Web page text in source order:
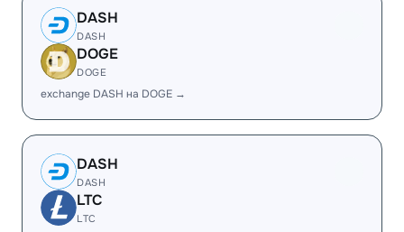
DASH
DASH
DOGE
DOGE
exchange DASH на DOGE →
DASH
DASH
LTC
LTC